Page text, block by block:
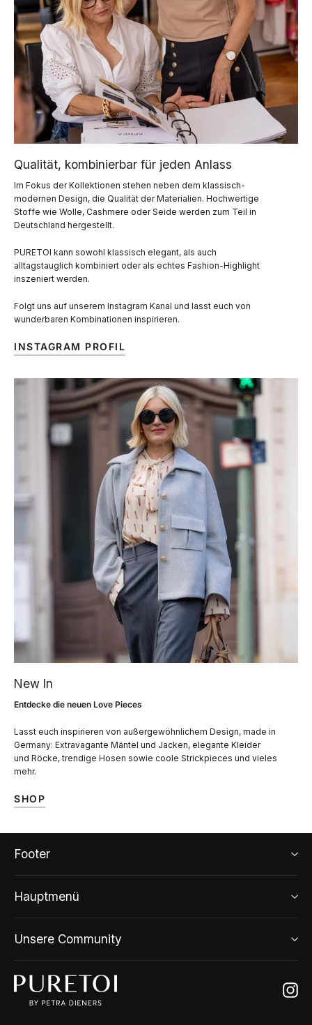
Qualität, kombinierbar für jeden Anlass
Im Fokus der Kollektionen stehen neben dem klassisch-
modernen Design, die Qualität der Materialien. Hochwertige
Stoffe wie Wolle, Cashmere oder Seide werden zum Teil in
Deutschland hergestellt.
PURETOI kann sowohl klassisch elegant, als auch
alltagstauglich kombiniert oder als echtes Fashion-Highlight
inszeniert werden.
Folgt uns auf unserem Instagram Kanal und lasst euch von
wunderbaren Kombinationen inspirieren.
INSTAGRAM PROFIL
New In
Entdecke die neuen Love Pieces
Lasst euch inspirieren von außergewöhnlichem Design, made in
Germany: Extravagante Mäntel und Jacken, elegante Kleider
und Röcke, trendige Hosen sowie coole Strickpieces und vieles
mehr.
SHOP
Footer
Hauptmenü
Unsere Community